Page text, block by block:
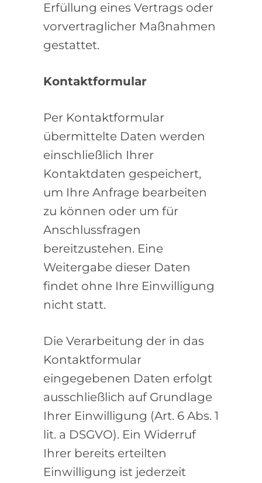
Erfüllung eines Vertrags oder
vorvertraglicher Maßnahmen
gestattet.
Kontaktformular
Per Kontaktformular
übermittelte Daten werden
einschließlich Ihrer
Kontaktdaten gespeichert,
um Ihre Anfrage bearbeiten
zu können oder um für
Anschlussfragen
bereitzustehen. Eine
Weitergabe dieser Daten
findet ohne Ihre Einwilligung
nicht statt.
Die Verarbeitung der in das
Kontaktformular
eingegebenen Daten erfolgt
ausschließlich auf Grundlage
Ihrer Einwilligung (Art. 6 Abs. 1
lit. a DSGVO). Ein Widerruf
Ihrer bereits erteilten
Einwilligung ist jederzeit